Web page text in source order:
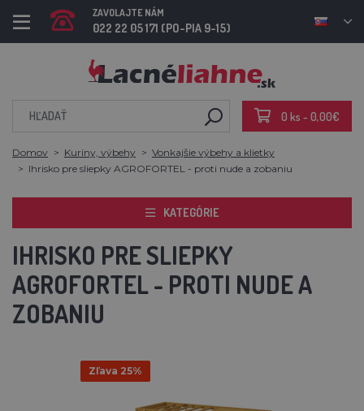
ZAVOLAJTE NÁM
022 22 05 171 (PO-PIA 9-15)
0 ks - 0,00€
Domov Kuríny, výbehy
Vonkajšie výbehy a klietky
Ihrisko pre sliepky AGROFORTEL - proti nude a zobaniu
KATEGÓRIE
IHRISKO PRE SLIEPKY
AGROFORTEL - PROTI NUDE A
ZOBANIU
Zľava 25%